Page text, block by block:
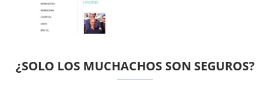
¿SOLO LOS MUCHACHOS SON SEGUROS?